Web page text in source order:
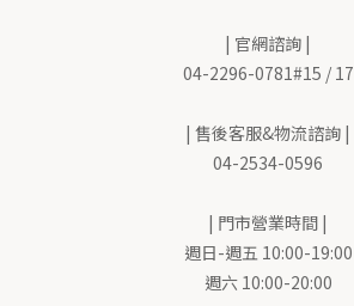
| 官網諮詢 |
04-2296-0781#15 / 17
| 售後客服&物流諮詢 |
04-2534-0596
| 門市營業時間 |
週日-週五 10:00-19:00
週六 10:00-20:00